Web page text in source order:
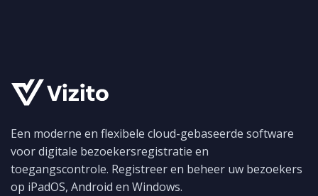
Een moderne en flexibele cloud-gebaseerde software
voor digitale bezoekersregistratie en
toegangscontrole. Registreer en beheer uw bezoekers
op iPadOS, Android en Windows.